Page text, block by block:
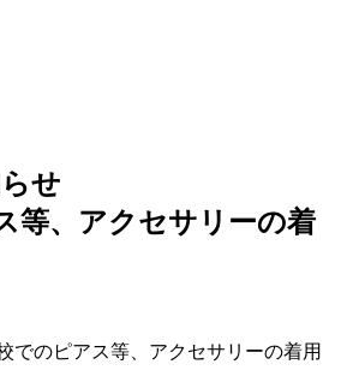
せ
等、アクセサリーの着
でのピアス等、アクセサリーの着用